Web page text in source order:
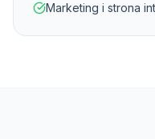
Marketing i strona